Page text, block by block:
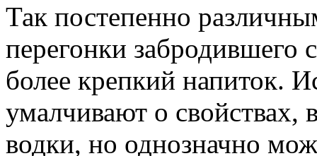
Так постепенно
перегонки забродившего
более крепкий напиток.
умалчивают о свойствах,
водки, но однозначно